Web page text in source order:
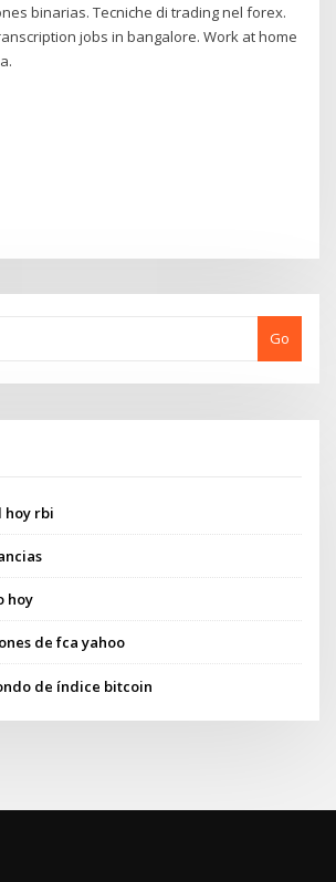
binarias. Tecniche di trading nel forex.
jobs in bangalore. Work at home
Go
hoy rbi
hoy
de fca yahoo
de índice bitcoin